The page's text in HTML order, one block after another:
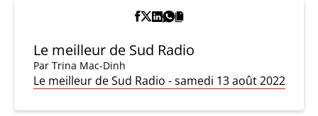
Le meilleur de Sud Radio
Par Trina Mac-Dinh
Le meilleur de Sud Radio - samedi 13 août 2022